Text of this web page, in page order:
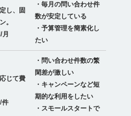
し、固
。
・毎月の問い合わせ件
数が安定している
・予算管理を簡素化し
たい
じて費
件
・問い合わせ件数の繁
閑差が激しい
・キャンペーンなど短
期的な利用をしたい
・スモールスタートで